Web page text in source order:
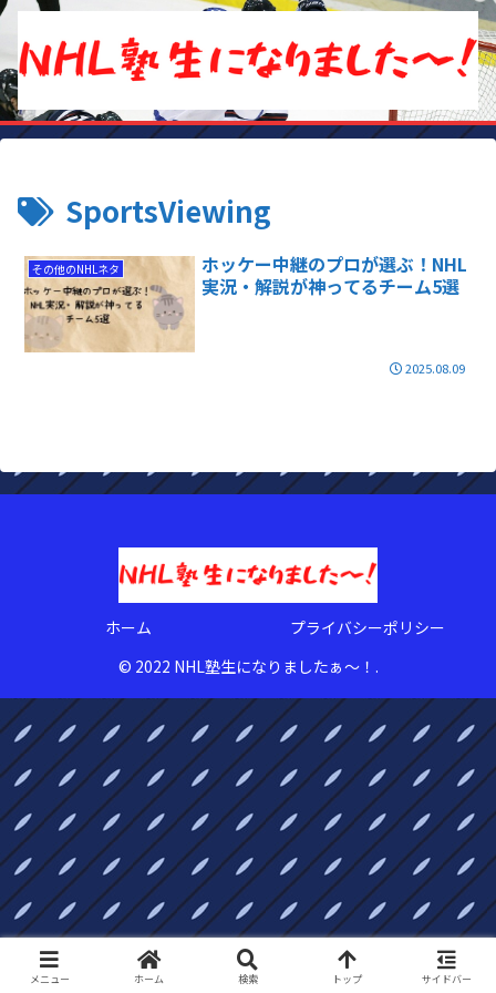
SportsViewing
その他のNHLネタ
ホッケー中継のプロが選ぶ！NHL
実況・解説が神ってるチーム5選
2025.08.09
ホーム
プライバシーポリシー
© 2022 NHL塾生になりましたぁ〜！.
メニュー ホーム 検索 トップ サイドバー